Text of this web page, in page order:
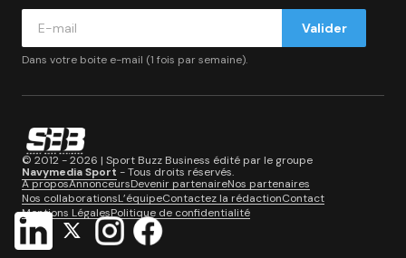
Valider
Dans votre boite e-mail (1 fois par semaine).
© 2012 - 2026 | Sport Buzz Business édité par le groupe
Navymedia Sport - Tous droits réservés.
A proposAnnonceursDevenir partenaireNos partenaires
Nos collaborationsL’équipeContactez la rédactionContact
Mentions LégalesPolitique de confidentialité